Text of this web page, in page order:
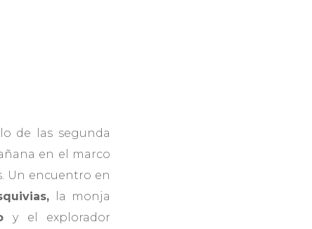
de las segunda
en el marco
Un encuentro en
la monja
y el explorador